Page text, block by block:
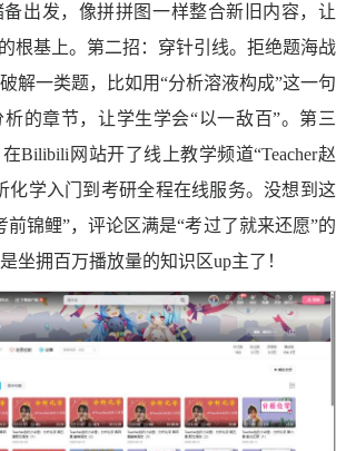
出发，像拼拼图一样整合新旧内容，让
根基上。第二招：穿针引线。拒绝题海战
解一类题，比如用“分析溶液构成”这一句
的章节，让学生学会“以一敌百”。第三
Bilibili网站开了线上教学频道“Teacher赵
化学入门到考研全程在线服务。没想到这
前锦鲤”，评论区满是“考过了就来还愿”的
拥百万播放量的知识区up主了！